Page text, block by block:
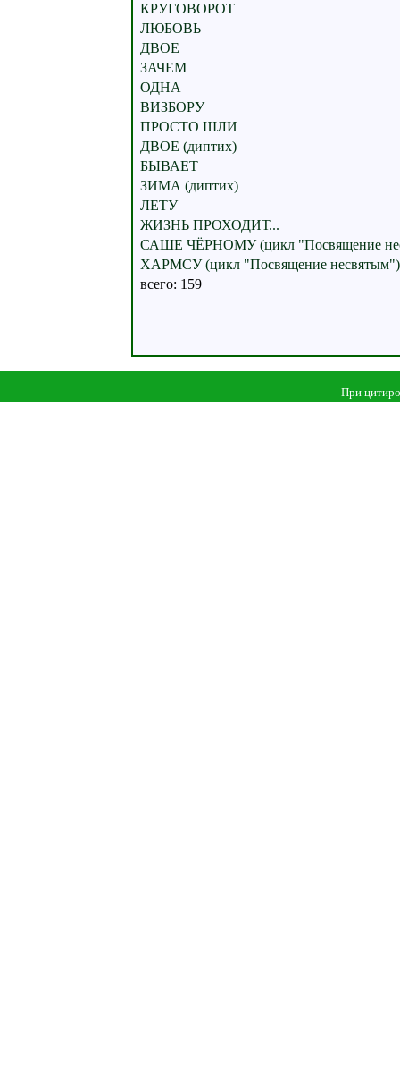
КРУГОВОРОТ
ЛЮБОВЬ
ДВОЕ
ЗАЧЕМ
ОДНА
ВИЗБОРУ
ПРОСТО ШЛИ
ДВОЕ (диптих)
БЫВАЕТ
ЗИМА (диптих)
ЛЕТУ
ЖИЗНЬ ПРОХОДИТ...
САШЕ ЧЁРНОМУ (цикл "Посвящение
ХАРМСУ (цикл "Посвящение несвятым")
всего: 159
При